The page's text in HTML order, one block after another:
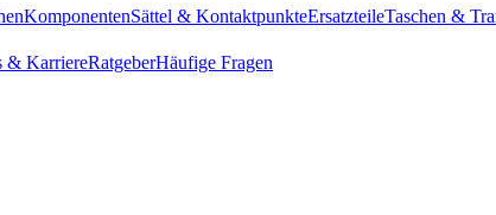
KomponentenSättel & KontaktpunkteErsatzteileTaschen &
& KarriereRatgeberHäufige Fragen